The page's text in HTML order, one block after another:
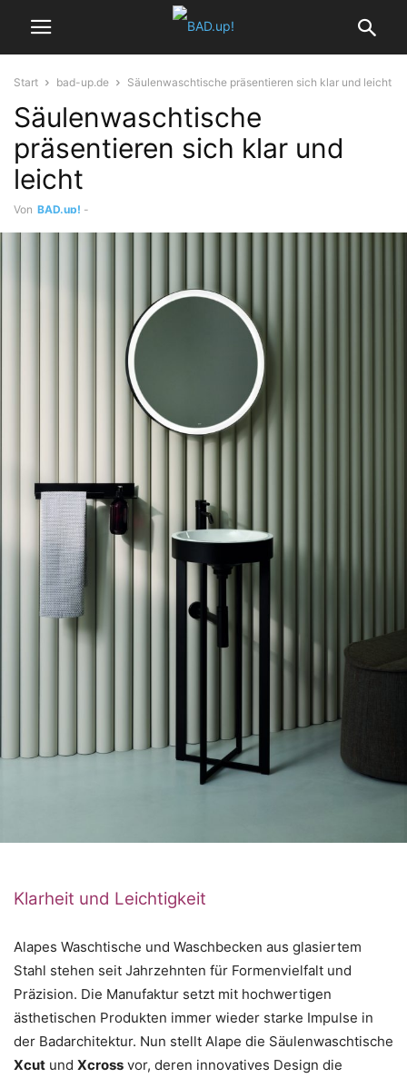
Start bad-up.de Säulenwaschtische präsentieren sich klar und leicht
Säulenwaschtische
präsentieren sich klar und
leicht
Von BAD.up! -
Klarheit und Leichtigkeit
Alapes Waschtische und Waschbecken aus glasiertem
Stahl stehen seit Jahrzehnten für Formenvielfalt und
Präzision. Die Manufaktur setzt mit hochwertigen
ästhetischen Produkten immer wieder starke Impulse in
der Badarchitektur. Nun stellt Alape die Säulenwaschtische
Xcut und Xcross vor, deren innovatives Design die